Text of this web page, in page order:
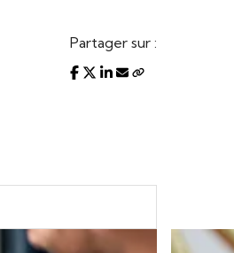
Partager sur :